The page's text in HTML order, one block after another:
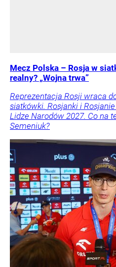
Mecz Polska – Rosja w
realny? „Wojna trwa”
Reprezentacja Rosji wraca
siatkówki. Rosjanki i
Lidze Narodów 2027. Co na
Semeniuk?